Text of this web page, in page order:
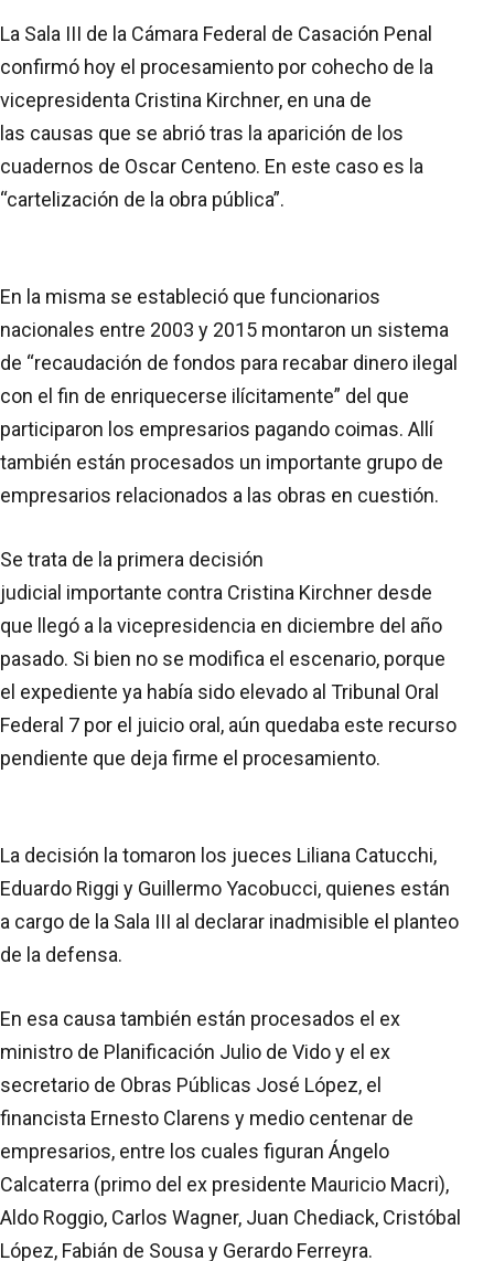
La Sala III de la Cámara Federal de Casación Penal
confirmó hoy el procesamiento por cohecho de la
vicepresidenta Cristina Kirchner, en una de
las causas que se abrió tras la aparición de los
cuadernos de Oscar Centeno. En este caso es la
“cartelización de la obra pública”.
En la misma se estableció que funcionarios
nacionales entre 2003 y 2015 montaron un sistema
de “recaudación de fondos para recabar dinero ilegal
con el fin de enriquecerse ilícitamente” del que
participaron los empresarios pagando coimas. Allí
también están procesados un importante grupo de
empresarios relacionados a las obras en cuestión.
Se trata de la primera decisión
judicial importante contra Cristina Kirchner desde
que llegó a la vicepresidencia en diciembre del año
pasado. Si bien no se modifica el escenario, porque
el expediente ya había sido elevado al Tribunal Oral
Federal 7 por el juicio oral, aún quedaba este recurso
pendiente que deja firme el procesamiento.
La decisión la tomaron los jueces Liliana Catucchi,
Eduardo Riggi y Guillermo Yacobucci, quienes están
a cargo de la Sala III al declarar inadmisible el planteo
de la defensa.
En esa causa también están procesados el ex
ministro de Planificación Julio de Vido y el ex
secretario de Obras Públicas José López, el
financista Ernesto Clarens y medio centenar de
empresarios, entre los cuales figuran Ángelo
Calcaterra (primo del ex presidente Mauricio Macri),
Aldo Roggio, Carlos Wagner, Juan Chediack, Cristóbal
López, Fabián de Sousa y Gerardo Ferreyra.